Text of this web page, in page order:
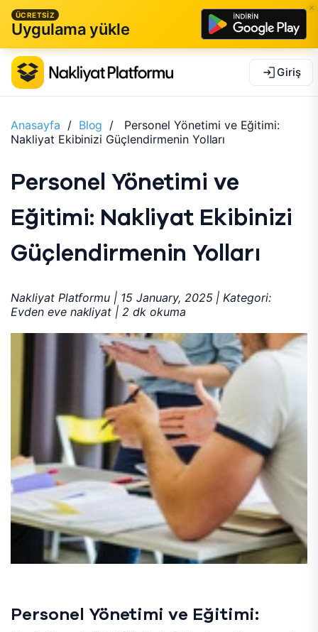
ÜCRETSİZ
Uygulama yükle
Giriş
Anasayfa / Blog /
Personel Yönetimi ve Eğitimi:
Nakliyat Ekibinizi Güçlendirmenin Yolları
Personel Yönetimi ve
Eğitimi: Nakliyat Ekibinizi
Güçlendirmenin Yolları
Nakliyat Platformu | 15 January, 2025 | Kategori:
Evden eve nakliyat | 2 dk okuma
Personel Yönetimi ve Eğitimi: